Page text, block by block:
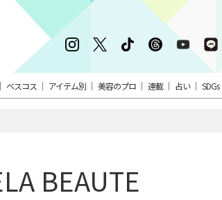
ベスコス アイテム別 美容のプロ 連載 占い SDGs
BEAUTE